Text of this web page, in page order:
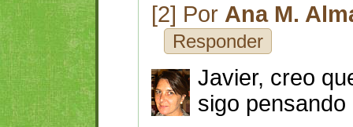
[2] Por Ana M.
Responder
Javier, creo
sigo